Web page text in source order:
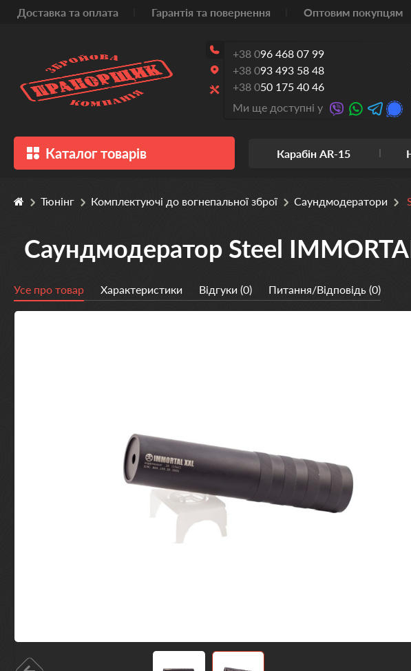
Доставка та оплата Гарантія та повернення Оптовим покупцям
+38 096 468 07 99
+38 093 493 58 48
+38 050 175 40 46
Ми ще доступні у
Каталог товарів Карабін AR-15
Тюнінг Комплектуючі до вогнепальної зброї Саундмодератори
Саундмодератор Steel
Усе про товар Характеристики Відгуки (0) Питання/Відповідь (0)